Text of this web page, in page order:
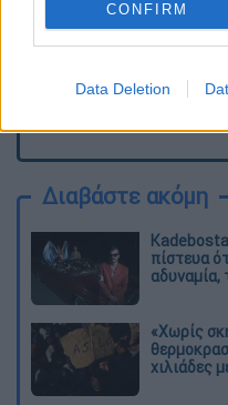
CONFIRM
Data Deletion
Διαβάστε ακόμη
πίστευα
«Χωρίς
χιλιάδες